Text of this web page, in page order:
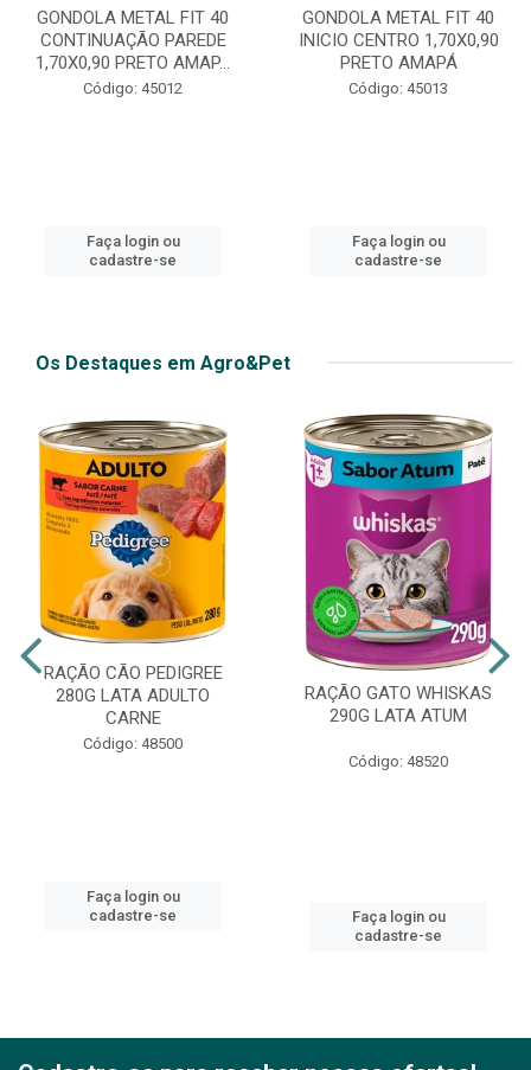
GONDOLA METAL FIT 40
CONTINUAÇÃO PAREDE
1,70X0,90 PRETO AMAP...
Código: 45012
Faça login ou
cadastre-se
GONDOLA METAL FIT 40
INICIO CENTRO 1,70X0,90
PRETO AMAPÁ
Código: 45013
Faça login ou
cadastre-se
Os Destaques em Agro&Pet
RAÇÃO CÃO PEDIGREE
280G LATA ADULTO
CARNE
Código: 48500
Faça login ou
cadastre-se
RAÇÃO GATO WHISKAS
290G LATA ATUM
Código: 48520
Faça login ou
cadastre-se